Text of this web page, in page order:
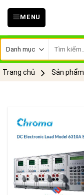
Skip
MENU
kiếm:
Trang chủ Sản phẩm